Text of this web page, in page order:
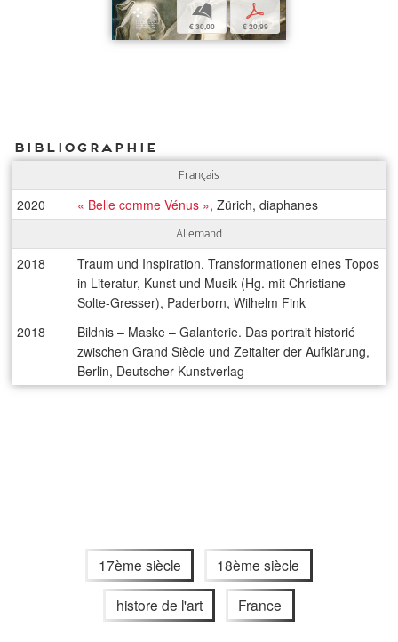
b
€ 30,00
p
€ 20,99
Bibliographie
Français
2020 « Belle comme Vénus », Zürich, diaphanes
Allemand
2018
Traum und Inspiration. Transformationen eines Topos
in Literatur, Kunst und Musik (Hg. mit Christiane
Solte-Gresser), Paderborn, Wilhelm Fink
2018
Bildnis – Maske – Galanterie. Das portrait historié
zwischen Grand Siècle und Zeitalter der Aufklärung,
Berlin, Deutscher Kunstverlag
17ème siècle 18ème siècle
histore de l'art France